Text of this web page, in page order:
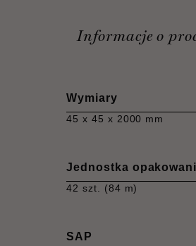
Informacje o
Wymiary
45 x 45 x 2000 mm
Jednostka
42 szt. (84 m)
SAP